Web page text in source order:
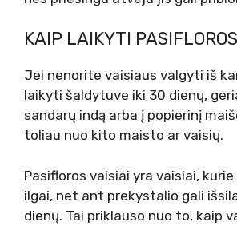
KAIP LAIKYTI
Jei nenorite vaisiaus valgyti iš
laikyti šaldytuve iki 30 dienų,
sandarų indą arba į popierinį
toliau nuo kito maisto ar vaisių.
Pasifloros vaisiai yra vaisiai,
ilgai, net ant prekystalio gali
dienų. Tai priklauso nuo to, kaip